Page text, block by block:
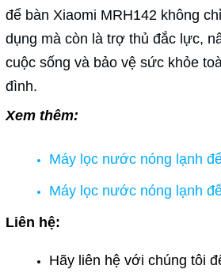
để bàn Xiaomi MRH142 không
dụng mà còn là trợ thủ đắc lực,
cuộc sống và bảo vệ sức khỏe
đình.
Xem thêm:
Máy lọc nước nóng lạnh
Máy lọc nước nóng lạnh
Liên hệ:
Hãy liên hệ với chúng tôi